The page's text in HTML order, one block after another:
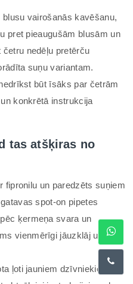
vairošanās kavēšanu,
pret pieaugušām blusām un
nedēļu pretērču
suņu variantam.
būt īsāks par četrām
konkrētā instrukcija
tas atšķiras no
fipronilu un paredzēts suņiem
spot-on pipetes
ķermeņa svara un
vienmērīgi jāuzklāj uz visa
ļoti jauniem dzīvniekiem no